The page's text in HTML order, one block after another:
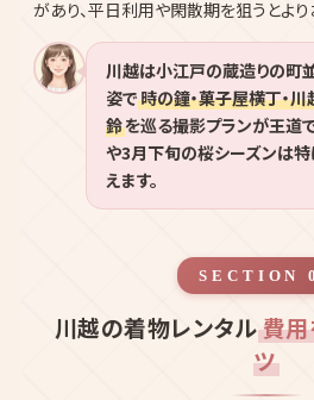
があり、平日利用や閑散期を狙うとより
川越は小江戸の蔵造りの町
姿で時の鐘・菓子屋横丁・
鈴を巡る撮影プランが王道
や3月下旬の桜シーズンは
えます。
SECTION
川越の着物レンタル費
ツ